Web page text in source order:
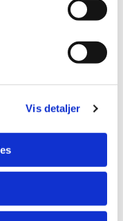
Vis detaljer
udstedt på sig